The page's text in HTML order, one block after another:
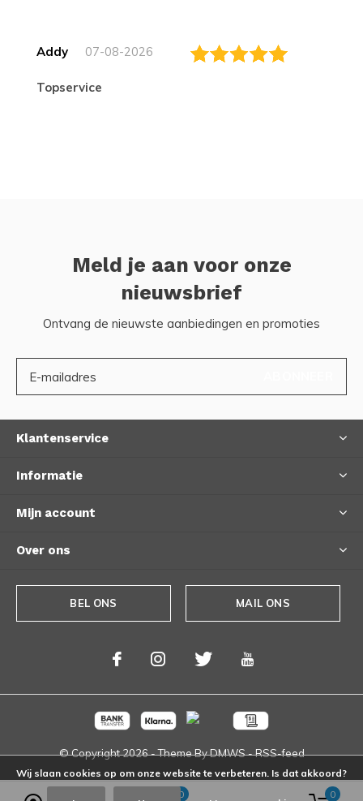
Addy 07-08-2026
topservice
Meld je aan voor onze
nieuwsbrief
Ontvang de nieuwste aanbiedingen en promoties
Klantenservice
Informatie
Mijn account
Over ons
BEL ONS MAIL ONS
© Copyright2026- Theme ByDMWS-RSS-feed
0 0
Wij slaan cookies op om onze website te verbeteren. Is dat akkoord?